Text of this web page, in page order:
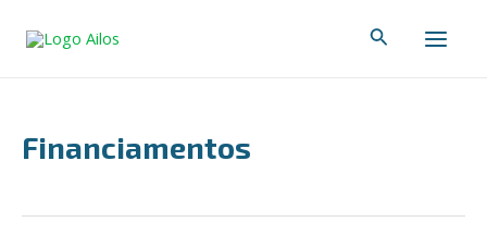
para
Pesquisar
Financiamentos